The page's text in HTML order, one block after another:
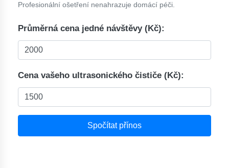
Profesionální ošetření nenahrazuje domácí péči.
Průměrná cena jedné návštěvy (Kč):
Cena vašeho ultrasonického čističe (Kč):
Spočítat přínos